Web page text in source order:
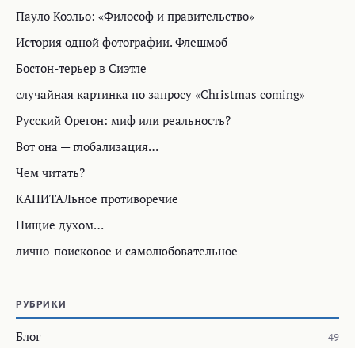
Пауло Коэльо: «Философ и правительство»
История одной фотографии. Флешмоб
Бостон-терьер в Сиэтле
случайная картинка по запросу «Christmas coming»
Русский Орегон: миф или реальность?
Вот она — глобализация…
Чем читать?
КАПИТАЛьное противоречие
Нищие духом…
лично-поисковое и самолюбовательное
РУБРИКИ
Блог 49